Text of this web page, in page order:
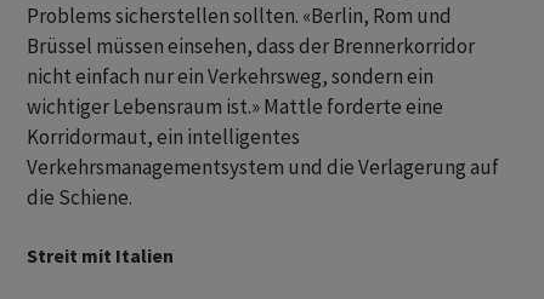
Problems sicherstellen sollten. «Berlin, Rom und
Brüssel müssen einsehen, dass der Brennerkorridor
nicht einfach nur ein Verkehrsweg, sondern ein
wichtiger Lebensraum ist.» Mattle forderte eine
Korridormaut, ein intelligentes
Verkehrsmanagementsystem und die Verlagerung auf
die Schiene.
Streit mit Italien